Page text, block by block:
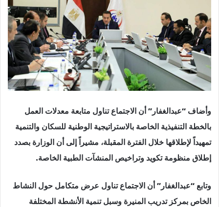
وأضاف “عبدالغفار” أن الاجتماع تناول متابعة معدلات العمل
بالخطة التنفيذية الخاصة بالاستراتيجية الوطنية للسكان والتنمية
تمهيداً لإطلاقها خلال الفترة المقبلة، مشيراً إلى أن الوزارة بصدد
إطلاق منظومة تكويد وتراخيص المنشآت الطبية الخاصة.
وتابع “عبدالغفار” أن الاجتماع تناول عرض متكامل حول النشاط
الخاص بمركز تدريب المنيرة وسبل تنمية الأنشطة المختلفة